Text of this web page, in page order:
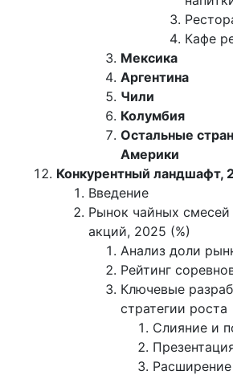
Кафе
Мексика
Аргентина
Чили
Колумбия
Остальные
Америки
Конкурентный ландшафт,
Введение
Рынок чайных смесей
акций, 2025 (%)
Анализ доли
Рейтинг
Ключевые
стратегии роста
Слияние и
Расширение